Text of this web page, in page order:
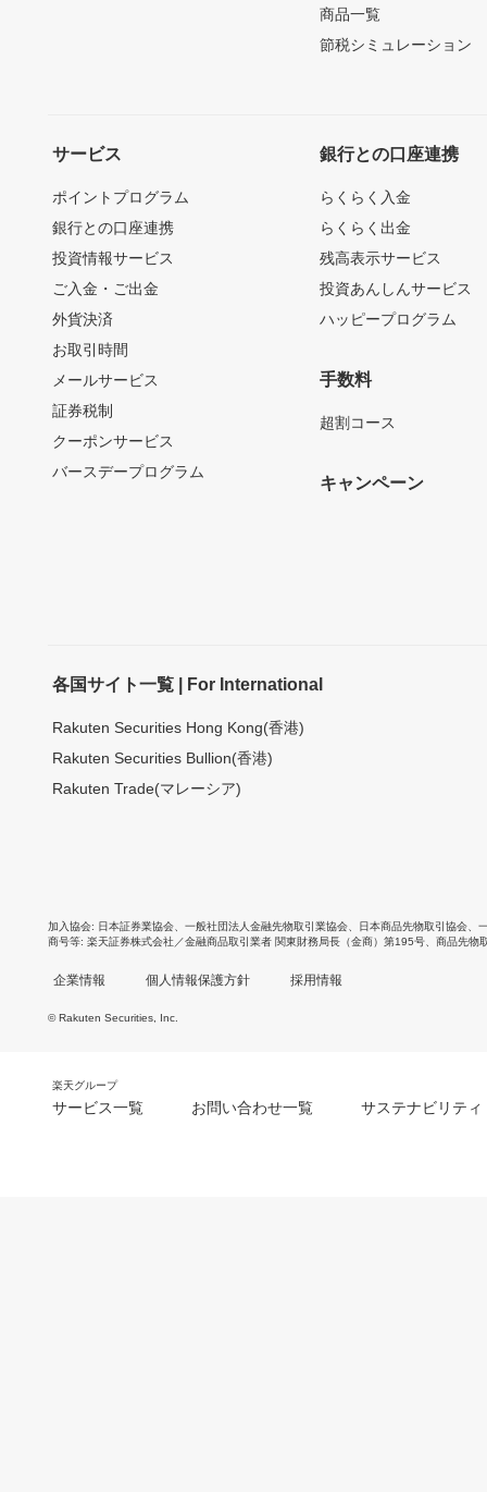
商品一覧
節税シミュレーション
サービス
ポイントプログラム
銀行との口座連携
投資情報サービス
ご入金・ご出金
外貨決済
お取引時間
メールサービス
証券税制
クーポンサービス
バースデープログラム
銀行との口座連携
らくらく入金
らくらく出金
残高表示サービス
投資あんしんサービス
ハッピープログラム
手数料
超割コース
キャンペーン
各国サイト一覧 | For International
Rakuten Securities Hong Kong(香港)
Rakuten Securities Bullion(香港)
Rakuten Trade(マレーシア)
加入協会 日本証券業協会 一般社団法人金融先物取引業協会 日本商品先物取引協会
商号等 楽天証券株式会社／金融商品取引業者 関東財務局長（金商）第195号、商品先物
企業情報 個人情報保護方針 採用情報
© Rakuten Securities, Inc.
楽天グループ
サービス一覧 お問い合わせ一覧 サステナビリティ